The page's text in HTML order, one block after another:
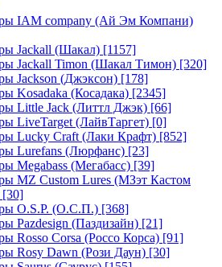
IAM company (Ай Эм Компани)
Jackall (Шакал) [1157]
Jackall Timon (Шакал Тимон) [320]
Jackson (Джэксон) [178]
Kosadaka (Косадака) [2345]
Little Jack (Литтл Джэк) [66]
LiveTarget (ЛайвТаргет) [0]
Lucky Craft (Лаки Крафт) [852]
Lurefans (Люрфанс) [23]
Megabass (Мегабасс) [39]
MZ Custom Lures (МЗэт Кастом
[30]
O.S.P. (О.С.П.) [368]
Pazdesign (Паздизайн) [21]
Rosso Corsa (Россо Корса) [91]
Rosy Dawn (Рози Даун) [30]